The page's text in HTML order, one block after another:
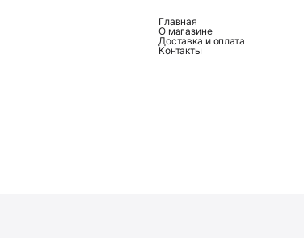
Главная
О магазине
Доставка и оплата
Контакты